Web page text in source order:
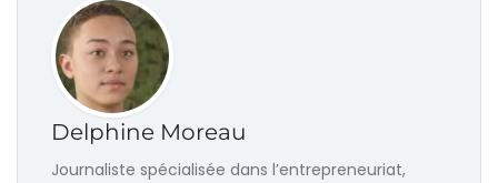
Delphine Moreau
Journaliste spécialisée dans l’entrepreneuriat,